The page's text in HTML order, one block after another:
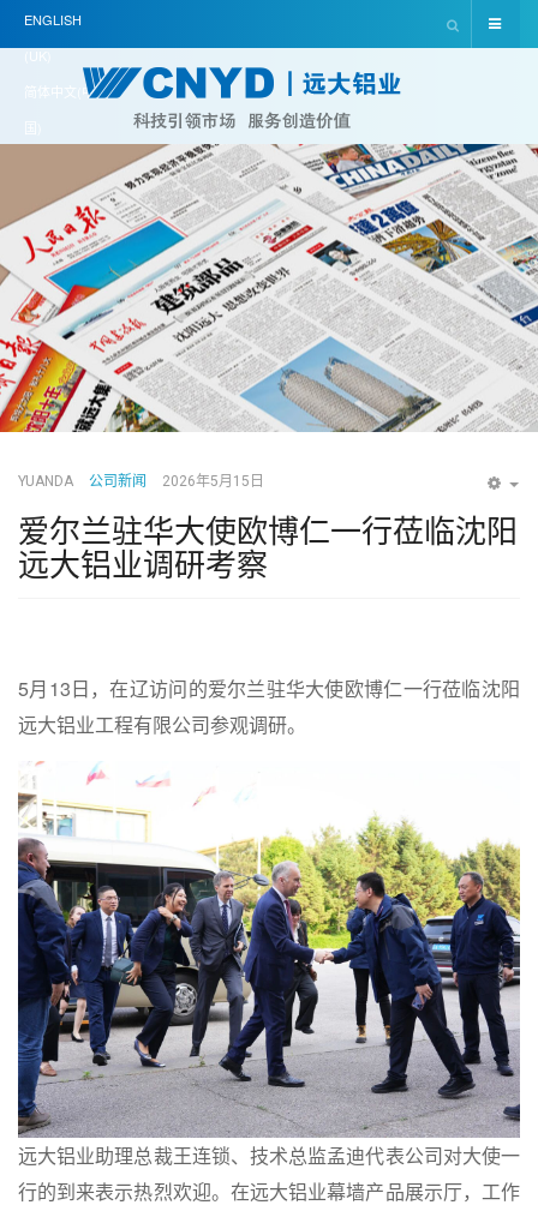
ENGLISH
(UK)
简体中文(中
国)
YUANDA 公司新闻 2026年5月15日
爱尔兰驻华大使欧博仁一行莅临沈阳
远大铝业调研考察
5月13日，在辽访问的爱尔兰驻华大使欧博仁一行莅临沈阳
远大铝业工程有限公司参观调研。
远大铝业助理总裁王连锁、技术总监孟迪代表公司对大使一
行的到来表示热烈欢迎。在远大铝业幕墙产品展示厅，工作